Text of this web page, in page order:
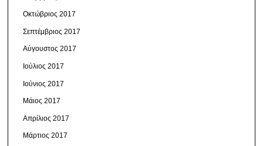
Οκτώβριος 2017
Σεπτέμβριος 2017
Αύγουστος 2017
Ιούλιος 2017
Ιούνιος 2017
Μάιος 2017
Απρίλιος 2017
Μάρτιος 2017